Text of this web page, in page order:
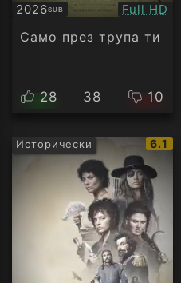
2026SUB
Субтитри Качество:
Full HD
Само през трупа ти
28 38 10
Исторически
IMDb
6.1